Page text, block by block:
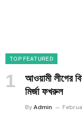
TOP FEATURED
আওয়ামী লীগের
মির্জা ফখরুল
By Admin